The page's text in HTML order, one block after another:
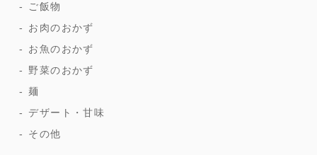
ご飯物
お肉のおかず
お魚のおかず
野菜のおかず
麺
デザート・甘味
その他